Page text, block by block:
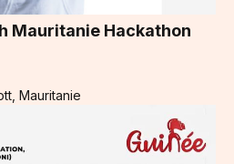
Mauritanie Hackathon
Mauritanie